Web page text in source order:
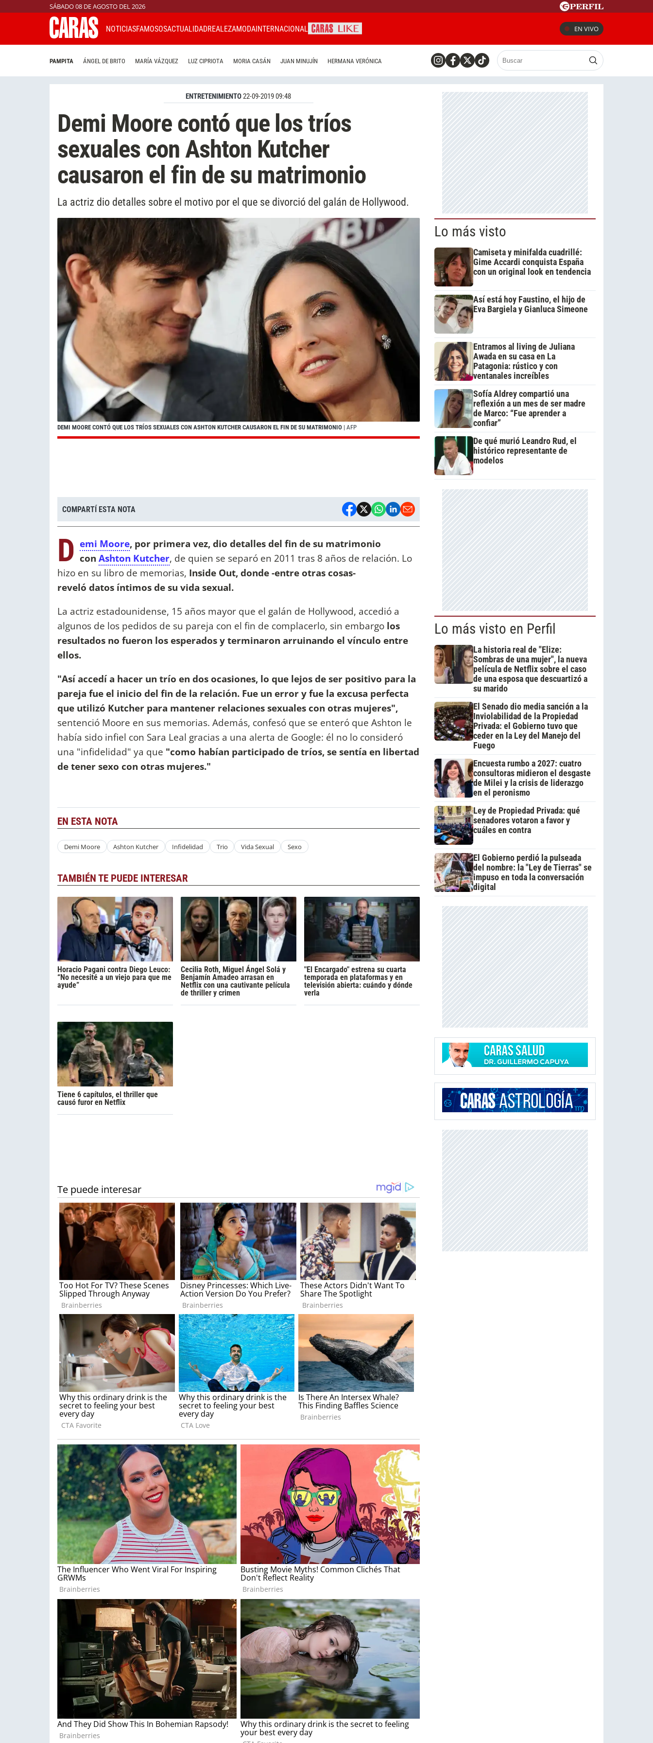
SÁBADO 08 DE AGOSTO DEL 2026
NOTICIASFAMOSOSACTUALIDADREALEZAMODAINTERNACIONAL EN VIVO
PAMPITA ÁNGEL DE BRITO MARÍA VÁZQUEZ LUZ CIPRIOTA MORIA CASÁN JUAN MINUJÍN HERMANA VERÓNICA
ENTRETENIMIENTO22-09-2019 09:48
Demi Moore contó que los tríos
sexuales con Ashton Kutcher
causaron el fin de su matrimonio
La actriz dio detalles sobre el motivo por el que se divorció del galán de Hollywood.
DEMI MOORE CONTÓ QUE LOS TRÍOS SEXUALES CON ASHTON KUTCHER CAUSARON EL FIN DE SU MATRIMONIO | AFP
COMPARTÍ ESTA NOTA
D emi Moore, por primera vez, dio detalles del fin de su matrimonio
con Ashton Kutcher, de quien se separó en 2011 tras 8 años de relación. Lo
hizo en su libro de memorias, Inside Out, donde -entre otras cosas-
reveló datos íntimos de su vida sexual.
La actriz estadounidense, 15 años mayor que el galán de Hollywood, accedió a
algunos de los pedidos de su pareja con el fin de complacerlo, sin embargo los
resultados no fueron los esperados y terminaron arruinando el vínculo entre
ellos.
"Así accedí a hacer un trío en dos ocasiones, lo que lejos de ser positivo para la
pareja fue el inicio del fin de la relación. Fue un error y fue la excusa perfecta
que utilizó Kutcher para mantener relaciones sexuales con otras mujeres",
sentenció Moore en sus memorias. Además, confesó que se enteró que Ashton le
había sido infiel con Sara Leal gracias a una alerta de Google: él no lo consideró
una "infidelidad" ya que "como habían participado de tríos, se sentía en libertad
de tener sexo con otras mujeres."
EN ESTA NOTA
Demi Moore Ashton Kutcher Infidelidad Trio Vida Sexual Sexo
TAMBIÉN TE PUEDE INTERESAR
Horacio Pagani contra Diego Leuco:
“No necesité a un viejo para que me
ayude”
Cecilia Roth, Miguel Ángel Solá y
Benjamín Amadeo arrasan en
Netflix con una cautivante película
de thriller y crimen
"El Encargado" estrena su cuarta
temporada en plataformas y en
televisión abierta: cuándo y dónde
verla
Tiene 6 capítulos, el thriller que
causó furor en Netflix
Lo más visto
Camiseta y minifalda cuadrillé:
Gime Accardi conquista España
con un original look en tendencia
Así está hoy Faustino, el hijo de
Eva Bargiela y Gianluca Simeone
Entramos al living de Juliana
Awada en su casa en La
Patagonia: rústico y con
ventanales increíbles
Sofía Aldrey compartió una
reflexión a un mes de ser madre
de Marco: “Fue aprender a
confiar”
De qué murió Leandro Rud, el
histórico representante de
modelos
Lo más visto en Perfil
La historia real de "Elize:
Sombras de una mujer", la nueva
película de Netflix sobre el caso
de una esposa que descuartizó a
su marido
El Senado dio media sanción a la
Inviolabilidad de la Propiedad
Privada: el Gobierno tuvo que
ceder en la Ley del Manejo del
Fuego
Encuesta rumbo a 2027: cuatro
consultoras midieron el desgaste
de Milei y la crisis de liderazgo
en el peronismo
Ley de Propiedad Privada: qué
senadores votaron a favor y
cuáles en contra
El Gobierno perdió la pulseada
del nombre: la "Ley de Tierras" se
impuso en toda la conversación
digital